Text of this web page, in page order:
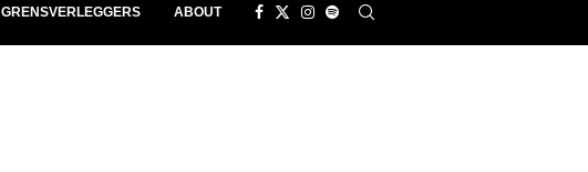
GRENSVERLEGGERS ABOUT